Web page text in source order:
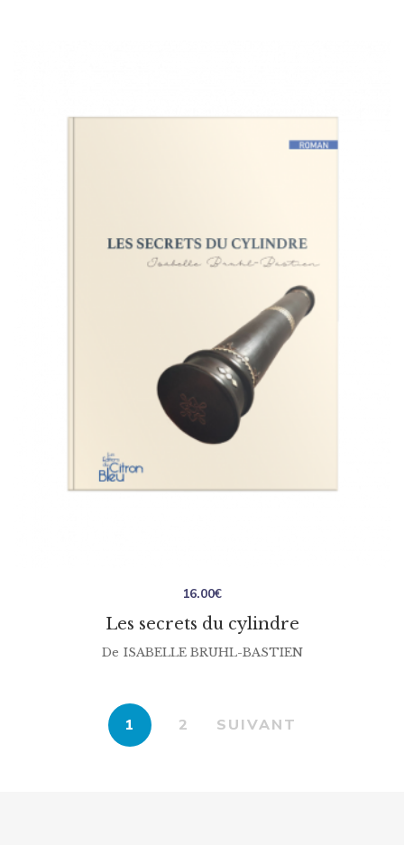
Les secrets du cylindre
16.00€
De ISABELLE BRUHL-BASTIEN
1 2 SUIVANT